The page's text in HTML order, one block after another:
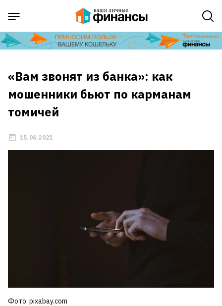
«Вам звонят из банка»: как
мошенники бьют по карманам
томичей
15.06.2021
Фото: pixabay.com